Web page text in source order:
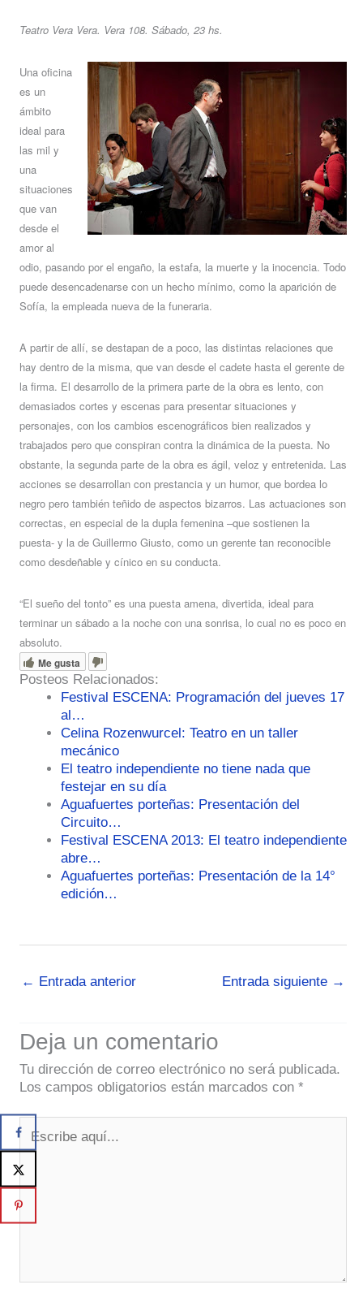
Teatro Vera Vera. Vera 108. Sábado, 23 hs.
Una oficina
es un
ámbito
ideal para
las mil y
una
situaciones
que van
desde el
amor al
odio, pasando por el engaño, la estafa, la muerte y la inocencia. Todo
puede desencadenarse con un hecho mínimo, como la aparición de
Sofía, la empleada nueva de la funeraria.
A partir de allí, se destapan de a poco, las distintas relaciones que
hay dentro de la misma, que van desde el cadete hasta el gerente de
la firma. El desarrollo de la primera parte de la obra es lento, con
demasiados cortes y escenas para presentar situaciones y
personajes, con los cambios escenográficos bien realizados y
trabajados pero que conspiran contra la dinámica de la puesta. No
obstante, la segunda parte de la obra es ágil, veloz y entretenida. Las
acciones se desarrollan con prestancia y un humor, que bordea lo
negro pero también teñido de aspectos bizarros. Las actuaciones son
correctas, en especial de la dupla femenina –que sostienen la
puesta- y la de Guillermo Giusto, como un gerente tan reconocible
como desdeñable y cínico en su conducta.
“El sueño del tonto” es una puesta amena, divertida, ideal para
terminar un sábado a la noche con una sonrisa, lo cual no es poco en
absoluto.
Me gusta
Posteos Relacionados:
Festival ESCENA: Programación del jueves 17
al…
Celina Rozenwurcel: Teatro en un taller
mecánico
El teatro independiente no tiene nada que
festejar en su día
Aguafuertes porteñas: Presentación del
Circuito…
Festival ESCENA 2013: El teatro independiente
abre…
Aguafuertes porteñas: Presentación de la 14°
edición…
← Entrada anterior Entrada siguiente →
Deja un comentario
Tu dirección de correo electrónico no será publicada.
Los campos obligatorios están marcados con *
Escribe
aquí...